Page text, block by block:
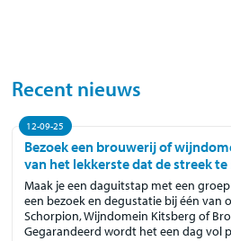
Recent nieuws
12-09-25
Bezoek een brouwerij of
van het lekkerste dat de streek
Maak je een daguitstap met een
een bezoek en degustatie bij één van
Schorpion, Wijndomein Kitsberg of
Gegarandeerd wordt het een dag vol